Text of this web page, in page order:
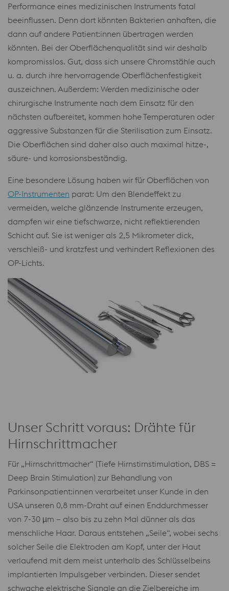
Performance eines medizinischen Instruments fatal
beeinflussen. Denn dort könnten Bakterien anhaften, die
dann auf andere Patient:innen übertragen werden
könnten. Bei der Oberflächenqualität sind wir deshalb
kompromisslos. Gut, dass sich unsere Chromstähle auch
u. a. durch ihre hervorragende Oberflächenfestigkeit
auszeichnen. Außerdem: Werden medizinische oder
chirurgische Instrumente nach dem Einsatz für den
nächsten aufbereitet, kommen hohe Temperaturen oder
aggressive Substanzen für die Sterilisation zum Einsatz.
Die Oberflächen sind daher also auch maximal hitze-,
säure- und korrosionsbeständig.
Eine besondere Lösung haben wir für Oberflächen von
OP-Instrumenten parat: Um den Blendeffekt zu
vermeiden, welche glänzende Instrumente erzeugen,
dampfen wir eine tiefschwarze, nicht reflektierenden
Schicht auf. Sie ist weniger als 2,5 Mikrometer dick,
verschleiß- und kratzfest und verhindert Reflexionen des
OP-Lichts.
Unser Schritt voraus: Drähte für
Hirnschrittmacher
Für „Hirnschrittmacher“ (Tiefe Hirnstirnstimulation, DBS =
Deep Brain Stimulation) zur Behandlung von
Parkinsonpatient:innen verarbeitet unser Kunde in den
USA unseren 0,8 mm-Draht auf einen Enddurchmesser
von 7-30 µm – also bis zu zehn Mal dünner als das
menschliche Haar. Daraus entstehen „Seile“, wobei sechs
solcher Seile die Elektroden am Kopf, unter der Haut
verlaufend mit dem meist unterhalb des Schlüsselbeins
implantierten Impulsgeber verbinden. Dieser sendet
schwache elektrische Signale an die Zielbereiche im